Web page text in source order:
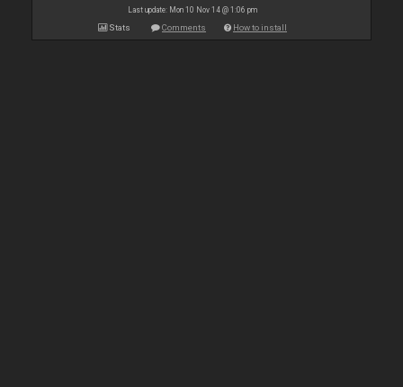
Last update: Mon 10 Nov 14 @ 1:06 pm
Stats Comments How to install